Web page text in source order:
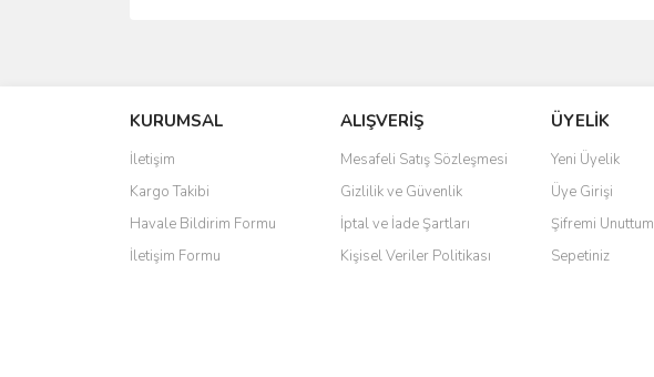
Ürün resmi kalitesiz, bozuk veya görüntülenemiyor.
Ürün açıklamasında eksik bilgiler bulunuyor.
Ürün bilgilerinde hatalar bulunuyor.
Ürün fiyatı diğer sitelerden daha pahalı.
Bu ürüne benzer farklı alternatifler olmalı.
KURUMSAL
İletişim
Kargo Takibi
Havale Bildirim Formu
İletişim Formu
ALIŞVERİŞ
Mesafeli Satış Sözleşmesi
Gizlilik ve Güvenlik
İptal ve İade Şartları
Kişisel Veriler Politikası
ÜYELİK
Yeni Üyelik
Üye Girişi
Şifremi Unuttum
Sepetiniz